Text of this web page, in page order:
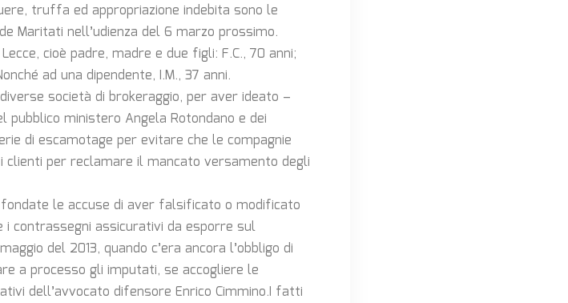
truffa ed appropriazione indebita sono le
Maritati nell’udienza del 6 marzo prossimo.
cioè padre, madre e due figli: F.C., 70 anni;
ad una dipendente, I.M., 37 anni.
società di brokeraggio, per aver ideato –
pubblico ministero Angela Rotondano e dei
di escamotage per evitare che le compagnie
per reclamare il mancato versamento degli
le accuse di aver falsificato o modificato
i contrassegni assicurativi da esporre sul
del 2013, quando c’era ancora l’obbligo di
a processo gli imputati, se accogliere le
dell’avvocato difensore Enrico Cimmino.I fatti